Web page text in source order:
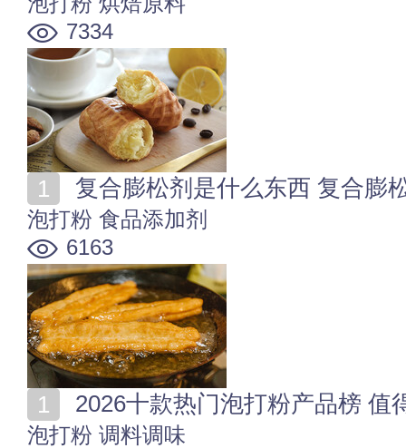
7334
复合膨松剂是什么东西 复合膨
泡打粉 食品添加剂
6163
2026十款热门泡打粉产品榜 值
泡打粉 调料调味